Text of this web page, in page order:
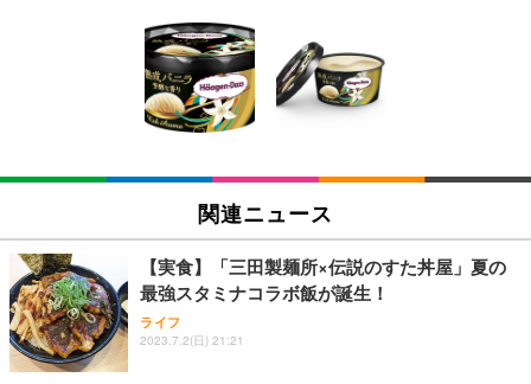
[EdoErgo] オフィスチェア 椅子 テレワーク 疲れな
い 跳ね上げ式アームレスト コンパクト 約105度ロッ
キング pc 事務椅子 360度回転 座面昇降 強化ナイロ
ン樹脂ベース 通気性メッシュ 在宅ワーク H-WY01
(黒網+黒枠+黒足)
￥5,699
SIHOO B100 オフィスチェア／デスクチェア メッシ
ュチェア 人間工学 疲れない ブラック
￥27,999
Sezlife オフィスチェア デスクチェア 疲れない テレ
ワーク チェア 強化バックレスト 30度ロッキング機
能 人間工学 椅子 腰サポート 90度跳ね上げ式アーム
EIZO ビジネス向けプレミアムモニター | FlexScan
EV3240X-WT | 31.5型4K UHD・USB Type-C・ホワ
イト
￥105,595
EIZO ビジネス向けプレミアムモニター | FlexScan
【純正品】27"ゲーミングモニター DualSense 充電
フック付き（CFI-ZDM1J）
Amazonベーシック ペットシーツ 薄型 レギュラー 1
回使い捨て 無香料 ホワイト 300枚
￥3,373
Amazonベーシック ペットシーツ 厚型 ワイド 42枚
x2袋(84枚) ホワイト(吸収面:ライトブルー)
￥3,234
ネオ・ルーライフ ネオ・オムツ L 中型犬用 26枚入
り 単品
関連ニュース
【実食】「三田製麺所×伝説のすた丼屋」夏の
最強スタミナコラボ飯が誕生！
ライフ
2023.7.2(日) 21:21